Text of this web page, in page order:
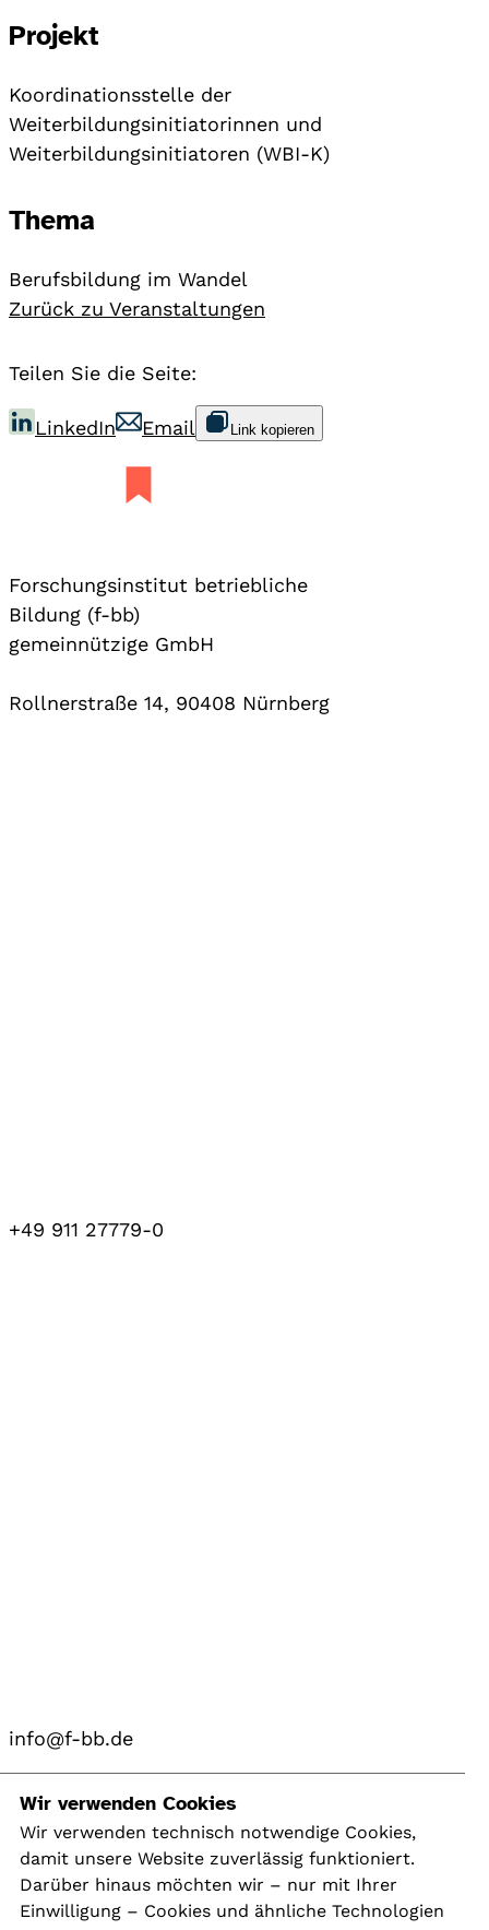
Projekt
Koordinationsstelle der
Weiterbildungsinitiatorinnen und
Weiterbildungsinitiatoren (WBI-K)
Thema
Berufsbildung im Wandel
Zurück zu Veranstaltungen
Teilen Sie die Seite:
LinkedIn Email Link kopieren
Forschungsinstitut betriebliche
Bildung (f-bb)
gemeinnützige GmbH
Rollnerstraße 14, 90408 Nürnberg
+49 911 27779-0
info@f-bb.de
Navigation
Kontakt
Presse
Wir verwenden Cookies
Wir verwenden technisch notwendige Cookies,
damit unsere Website zuverlässig funktioniert.
Darüber hinaus möchten wir – nur mit Ihrer
Einwilligung – Cookies und ähnliche Technologien